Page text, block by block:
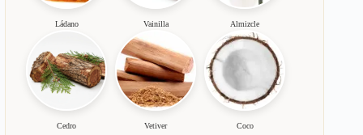
Ládano Vainilla Almizcle
Cedro Vetiver Coco